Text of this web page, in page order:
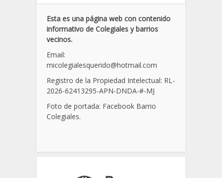
Esta es una página web con contenido
informativo de Colegiales y barrios
vecinos.
Email:
micolegialesquerido@hotmail.com
Registro de la Propiedad Intelectual: RL-
2026-62413295-APN-DNDA-#-MJ
Foto de portada: Facebook Barrio
Colegiales.